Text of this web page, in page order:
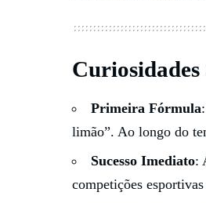
Primeira Fórmula
limão”. Ao longo do
Sucesso Imediato:
competições